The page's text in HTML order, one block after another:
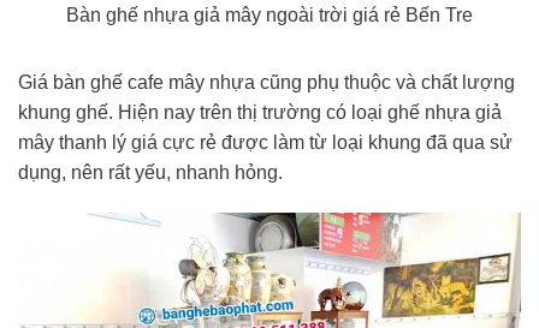
Bàn ghế nhựa giả mây ngoài trời giá rẻ Bến Tre
Giá bàn ghế cafe mây nhựa cũng phụ thuộc và chất lượng
khung ghế. Hiện nay trên thị trường có loại ghế nhựa giả
mây thanh lý giá cực rẻ được làm từ loại khung đã qua sử
dụng, nên rất yếu, nhanh hỏng.